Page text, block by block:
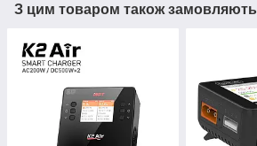
З цим товаром також замовляють